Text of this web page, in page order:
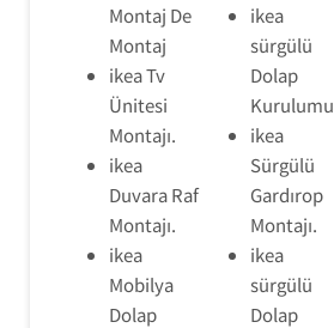
Montaj De
Montaj
ikea Tv
Ünitesi
Montajı.
ikea
Duvara Raf
Montajı.
ikea
Mobilya
Dolap
ikea
sürgülü
Dolap
Kurulumu
ikea
Sürgülü
Gardırop
Montajı.
ikea
sürgülü
Dolap